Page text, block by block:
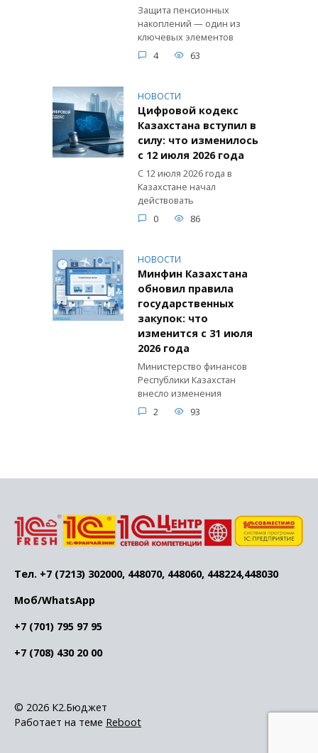
Защита пенсионных
накоплений — один из
ключевых элементов
4
63
НОВОСТИ
Цифровой кодекс
Казахстана вступил в
силу: что изменилось
с 12 июля 2026 года
С 12 июля 2026 года в
Казахстане начал
действовать
0
86
НОВОСТИ
Минфин Казахстана
обновил правила
государственных
закупок: что
изменится с 31 июля
2026 года
Министерство финансов
Республики Казахстан
внесло изменения
2
93
Тел. +7 (7213) 302000, 448070, 448060, 448224,448030
Моб/WhatsApp
+7 (701) 795 97 95
+7 (708) 430 20 00
© 2026 К2.Бюджет
Работает на теме Reboot